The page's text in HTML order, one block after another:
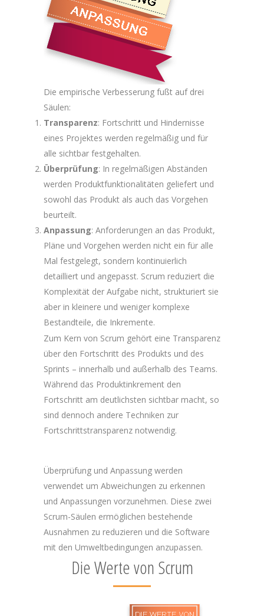
Die empirische Verbesserung fußt auf drei
Säulen:
Transparenz: Fortschritt und Hindernisse
eines Projektes werden regelmäßig und für
alle sichtbar festgehalten.
Überprüfung: In regelmäßigen Abständen
werden Produktfunktionalitäten geliefert und
sowohl das Produkt als auch das Vorgehen
beurteilt.
Anpassung: Anforderungen an das Produkt,
Pläne und Vorgehen werden nicht ein für alle
Mal festgelegt, sondern kontinuierlich
detailliert und angepasst. Scrum reduziert die
Komplexität der Aufgabe nicht, strukturiert sie
aber in kleinere und weniger komplexe
Bestandteile, die Inkremente.
Zum Kern von Scrum gehört eine Transparenz
über den Fortschritt des Produkts und des
Sprints – innerhalb und außerhalb des Teams.
Während das Produktinkrement den
Fortschritt am deutlichsten sichtbar macht, so
sind dennoch andere Techniken zur
Fortschrittstransparenz notwendig.
Überprüfung und Anpassung werden
verwendet um Abweichungen zu erkennen
und Anpassungen vorzunehmen. Diese zwei
Scrum-Säulen ermöglichen bestehende
Ausnahmen zu reduzieren und die Software
mit den Umweltbedingungen anzupassen.
Die Werte von Scrum